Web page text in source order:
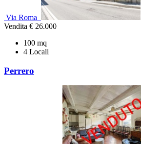
Via Roma
Vendita € 26.000
100 mq
4 Locali
Perrero